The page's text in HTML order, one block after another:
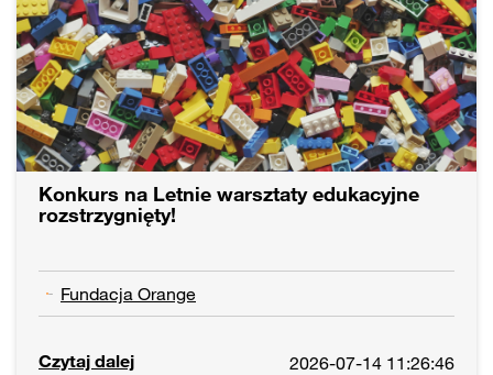
Konkurs na Letnie warsztaty edukacyjne
rozstrzygnięty!
Fundacja Orange
Czytaj dalej 2026-07-14 11:26:46